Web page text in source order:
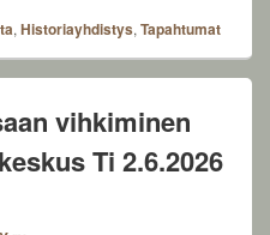
, Historiayhdistys, Tapahtumat
vihkiminen
Ti 2.6.2026